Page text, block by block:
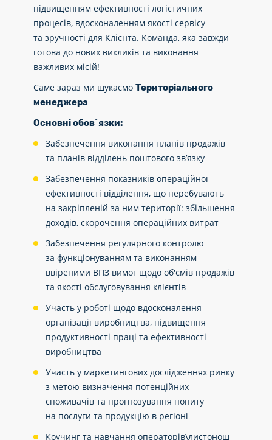
підвищенням ефективності логістичних
процесів, вдосконаленням якості сервісу
та зручності для Клієнта. Команда, яка завжди
готова до нових викликів та виконання
важливих місій!
Саме зараз ми шукаємо Територіального
менеджера
Основні обов`язки:
Забезпечення виконання планів продажів
та планів відділень поштового зв’язку
Забезпечення показників операційної
ефективності відділення, що перебувають
на закріпленій за ним території: збільшення
доходів, скорочення операційних витрат
Забезпечення регулярного контролю
за функціонуванням та виконанням
ввіреними ВПЗ вимог щодо об'ємів продажів
та якості обслуговування клієнтів
Участь у роботі щодо вдосконалення
організації виробництва, підвищення
продуктивності праці та ефективності
виробництва
Участь у маркетингових дослідженнях ринку
з метою визначення потенційних
споживачів та прогнозування попиту
на послуги та продукцію в регіоні
Коучинг та навчання операторів\листонош